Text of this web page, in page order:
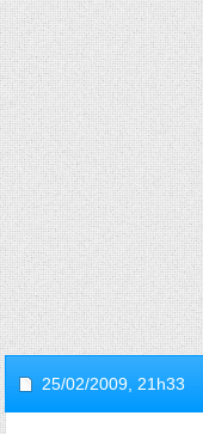
25/02/2009, 21h33